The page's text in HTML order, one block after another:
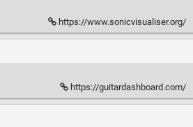
https://www.sonicvisualiser.org/
https://guitardashboard.com/